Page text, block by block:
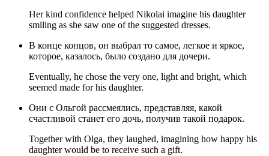
Her kind confidence helped Nikolai imagine his daughter
smiling as she saw one of the suggested dresses.
В конце концов, он выбрал то самое, легкое и яркое,
которое, казалось, было создано для дочери.
Eventually, he chose the very one, light and bright, which
seemed made for his daughter.
Они с Ольгой рассмеялись, представляя, какой
счастливой станет его дочь, получив такой подарок.
Together with Olga, they laughed, imagining how happy his
daughter would be to receive such a gift.